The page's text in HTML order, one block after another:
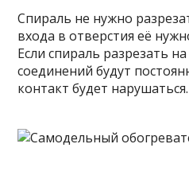
Спираль не нужно
входа в отверстия её
Если спираль разрезать
соединений будут
контакт будет нарушаться.